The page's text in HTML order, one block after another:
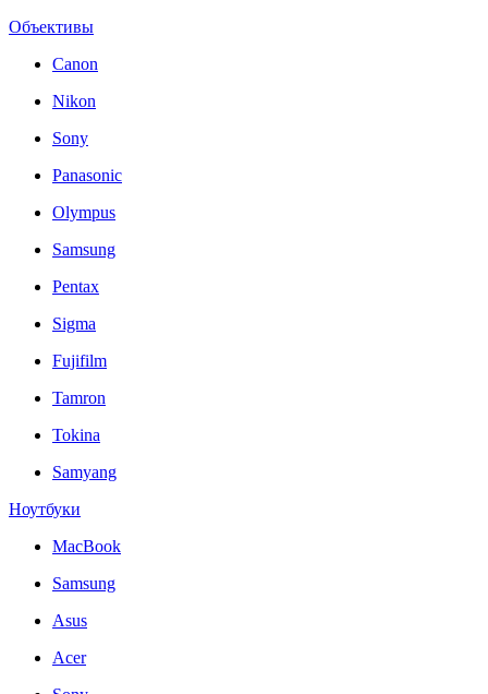
Объективы
Canon
Nikon
Sony
Panasonic
Olympus
Samsung
Pentax
Sigma
Fujifilm
Tamron
Tokina
Samyang
Ноутбуки
MacBook
Samsung
Asus
Acer